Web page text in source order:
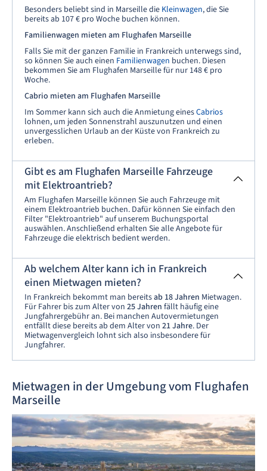
Besonders beliebt sind in Marseille die Kleinwagen, die Sie
bereits ab 107 € pro Woche buchen können.
Familienwagen mieten am Flughafen Marseille
Falls Sie mit der ganzen Familie in Frankreich unterwegs sind,
so können Sie auch einen Familienwagen buchen. Diesen
bekommen Sie am Flughafen Marseille für nur 148 € pro
Woche.
Cabrio mieten am Flughafen Marseille
Im Sommer kann sich auch die Anmietung einesCabrios
lohnen, um jeden Sonnenstrahl auszunutzen und einen
unvergesslichen Urlaub an der Küste von Frankreich zu
erleben.
Gibt es am Flughafen Marseille Fahrzeuge
mit Elektroantrieb?
Am Flughafen Marseille können Sie auch Fahrzeuge mit
einem Elektroantrieb buchen. Dafür können Sie einfach den
Filter "Elektroantrieb" auf unserem Buchungsportal
auswählen. Anschließend erhalten Sie alle Angebote für
Fahrzeuge die elektrisch bedient werden.
Ab welchem Alter kann ich in Frankreich
einen Mietwagen mieten?
In Frankreich bekommt man bereitsab 18 Jahren Mietwagen.
Für Fahrer bis zum Alter von 25 Jahren fällt häufig eine
Jungfahrergebühr an. Bei manchen Autovermietungen
entfällt diese bereits ab dem Alter von 21 Jahre. Der
Mietwagenvergleich lohnt sich also insbesondere für
Jungfahrer.
Mietwagen in der Umgebung vom Flughafen
Marseille